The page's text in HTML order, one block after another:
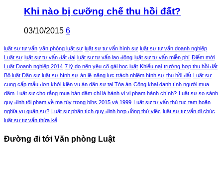
Khi nào bị cưỡng chế thu hồi đất?
03/10/2015 6
luật sư tư vấn văn phòng luật sư luật sư tư vấn hình sự luật sư tư vấn doanh nghiệp
Luật sư luật sư tư vấn đất đai luật sư tư vấn lao động luật sư tư vấn miễn phí Điểm mới
Luật Doanh nghiệp 2014 7 lý do nên yêu cô gái học luật Khiếu nại trường hợp thu hồi đất
Bộ luật Dân sự luật sư hình sự án lệ năng lực trách nhiệm hình sự thu hồi đất Luật sư
cung cấp mẫu đơn khởi kiện vụ án dân sự tại Tòa án Công khai danh tính người mua
dâm Luật sư cho rằng mua bán dâm chỉ là hành vi vi phạm hành chính? Luật sư so sánh
quy định tội phạm về ma túy trong blhs 2015 và 1999 Luật sư tư vấn thủ tục tạm hoãn
nghĩa vụ quân sự? Luật sư phân tích quy định hợp đồng thử việc luật sư tư vấn di chúc
luật sư tư vấn thừa kế
Đường đi tới Văn phòng Luật